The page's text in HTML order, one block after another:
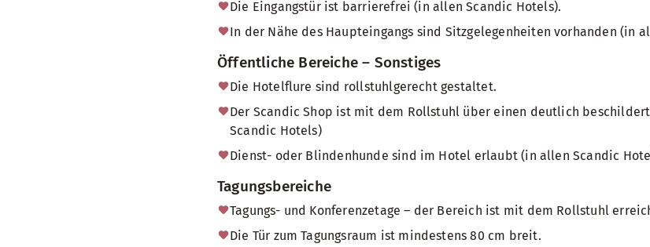
Die Eingangstür ist barrierefrei (in allen Scandic Hotels).
In der Nähe des Haupteingangs sind Sitzgelegenheiten vorhanden (in
Öffentliche Bereiche – Sonstiges
Die Hotelflure sind rollstuhlgerecht gestaltet.
Der Scandic Shop ist mit dem Rollstuhl über einen deutlich
Scandic Hotels)
Dienst- oder Blindenhunde sind im Hotel erlaubt (in allen Scandic
Tagungsbereiche
Tagungs- und Konferenzetage – der Bereich ist mit dem Rollstuhl
Die Tür zum Tagungsraum ist mindestens 80 cm breit.